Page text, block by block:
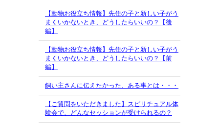
【動物お役立ち情報】先住の子と新しい子がう
まくいかないとき、どうしたらいいの？【後
編】
【動物お役立ち情報】先住の子と新しい子がう
まくいかないとき、どうしたらいいの？【前
編】
飼い主さんに伝えたかった、ある事とは・・・
【ご質問をいただきました】スピリチュアル体
験会で、どんなセッションが受けられるの？